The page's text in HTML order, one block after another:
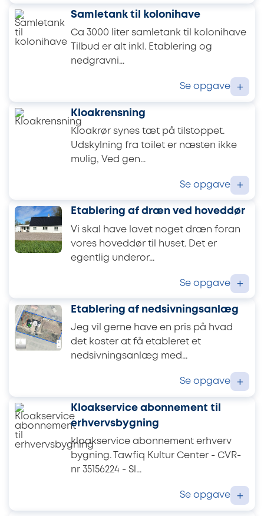
Samletank til kolonihave
Ca 3000 liter samletank til kolonihave
Tilbud er alt inkl. Etablering og
nedgravni...
Se opgave +
Kloakrensning
Kloakrør synes tæt på tilstoppet.
Udskylning fra toilet er næsten ikke
mulig, Ved gen...
Se opgave +
Etablering af dræn ved hoveddør
Vi skal have lavet noget dræn foran
vores hoveddør til huset. Det er
egentlig underor...
Se opgave +
Etablering af nedsivningsanlæg
Jeg vil gerne have en pris på hvad
det koster at få etableret et
nedsivningsanlæg med...
Se opgave +
Kloakservice abonnement til
erhvervsbygning
kloakservice abonnement erhverv
bygning. Tawfiq Kultur Center - CVR-
nr 35156224 - Sl...
Se opgave +